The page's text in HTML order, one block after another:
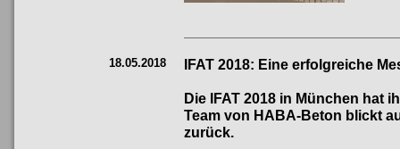
18.05.2018 IFAT 2018: Eine erfolgreiche
Die IFAT 2018 in München hat
Team von HABA-Beton blickt
zurück.